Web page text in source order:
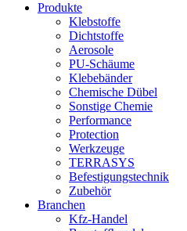
Produkte
Klebstoffe
Dichtstoffe
Aerosole
PU-Schäume
Klebebänder
Chemische Dübel
Sonstige Chemie
Performance
Protection
Werkzeuge
TERRASYS
Befestigungstechnik
Zubehör
Branchen
Kfz-Handel